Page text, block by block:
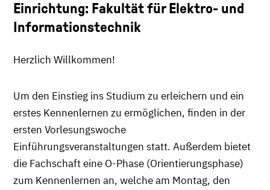
Einrichtung: Fakultät für Elektro- und
Informationstechnik
Herzlich Willkommen!
Um den Einstieg ins Studium zu erleichern und ein
erstes Kennenlernen zu ermöglichen, finden in der
ersten Vorlesungswoche
Einführungsveranstaltungen statt. Außerdem bietet
die Fachschaft eine O-Phase (Orientierungsphase)
zum Kennenlernen an, welche am Montag, den